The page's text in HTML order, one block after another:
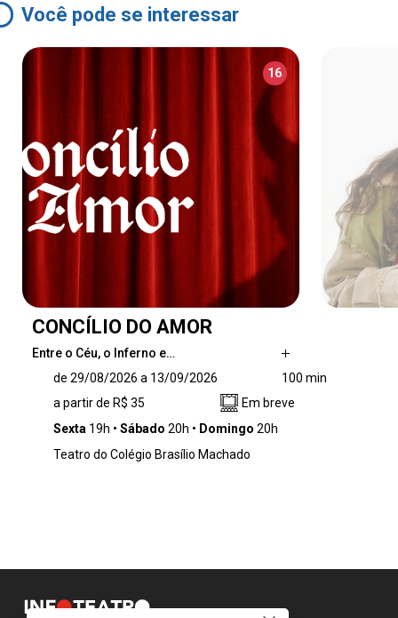
Você pode se interessar
16
CONCÍLIO DO AMOR
Entre o Céu, o Inferno e…
reunião extraordinária é convocada para
decidir o destino da humanidade. Inspirado na
obra do dramaturgo alemão Oskar Panizza,
que atravessa mais de um século desafiando
de 29/08/2026 a 13/09/2026
100 min
a partir de R$ 35
Em breve
Sexta 19h Sábado 20h Domingo 20h
Teatro do Colégio Brasílio Machado